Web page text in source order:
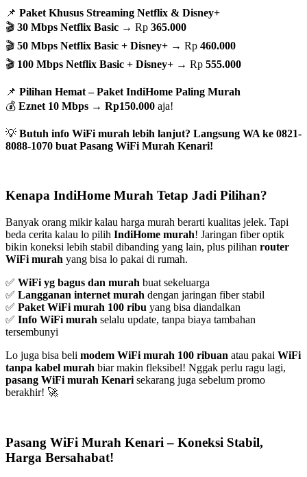
📌 Paket Khusus Streaming Netflix & Disney+
🎬 30 Mbps Netflix Basic → Rp 365.000
🎬 50 Mbps Netflix Basic + Disney+ → Rp 460.000
🎬 100 Mbps Netflix Basic + Disney+ → Rp 555.000
📌 Pilihan Hemat – Paket IndiHome Paling Murah
💰 Eznet 10 Mbps → Rp150.000 aja!
💡 Butuh info WiFi murah lebih lanjut? Langsung WA ke 0821-
8088-1070 buat Pasang WiFi Murah Kenari!
Kenapa IndiHome Murah Tetap Jadi Pilihan?
Banyak orang mikir kalau harga murah berarti kualitas jelek. Tapi
beda cerita kalau lo pilih IndiHome murah! Jaringan fiber optik
bikin koneksi lebih stabil dibanding yang lain, plus pilihan router
WiFi murah yang bisa lo pakai di rumah.
✅ WiFi yg bagus dan murah buat sekeluarga
✅ Langganan internet murah dengan jaringan fiber stabil
✅ Paket WiFi murah 100 ribu yang bisa diandalkan
✅ Info WiFi murah selalu update, tanpa biaya tambahan
tersembunyi
Lo juga bisa beli modem WiFi murah 100 ribuan atau pakai WiFi
tanpa kabel murah biar makin fleksibel! Nggak perlu ragu lagi,
pasang WiFi murah Kenari sekarang juga sebelum promo
berakhir! 🚀
Pasang WiFi Murah Kenari – Koneksi Stabil,
Harga Bersahabat!